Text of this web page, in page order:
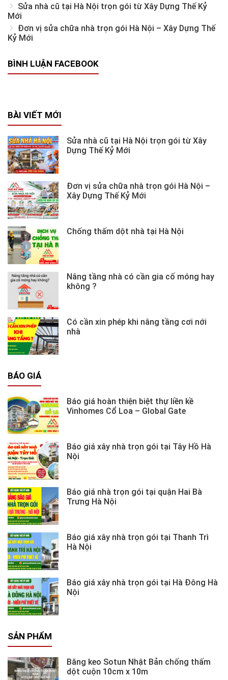
Sửa nhà cũ tại Hà Nội trọn gói từ Xây Dựng Thế Kỷ
Mới
Đơn vị sửa chữa nhà trọn gói Hà Nội – Xây Dựng Thế
Kỷ Mới
BÌNH LUẬN FACEBOOK
BÀI VIẾT MỚI
Sửa nhà cũ tại Hà Nội trọn gói từ Xây
Dựng Thế Kỷ Mới
Đơn vị sửa chữa nhà trọn gói Hà Nội –
Xây Dựng Thế Kỷ Mới
Chống thấm dột nhà tại Hà Nội
Nâng tầng nhà có cần gia cố móng hay
không ?
Có cần xin phép khi nâng tầng cơi nới
nhà
BÁO GIÁ
Báo giá hoàn thiện biệt thự liền kề
Vinhomes Cổ Loa – Global Gate
Báo giá xây nhà trọn gói tại Tây Hồ Hà
Nội
Báo giá nhà trọn gói tại quận Hai Bà
Trưng Hà Nội
Báo giá xây nhà trọn gói tại Thanh Trì
Hà Nội
Báo giá xây nhà trọn gói tại Hà Đông Hà
Nội
SẢN PHẨM
Băng keo Sotun Nhật Bản chống thấm
dột cuộn 10cm x 10m